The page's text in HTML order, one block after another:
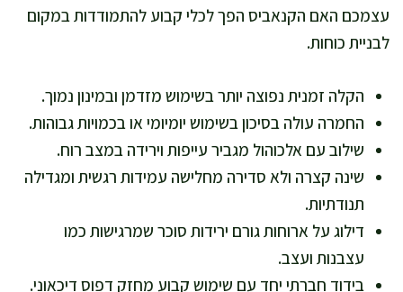
עצמכם האם הקנאביס הפך לכלי קבוע להתמודדות במקום
לבניית כוחות.
הקלה זמנית נפוצה יותר בשימוש מזדמן ובמינון נמוך.
החמרה עולה בסיכון בשימוש יומיומי או בכמויות גבוהות.
שילוב עם אלכוהול מגביר עייפות וירידה במצב רוח.
שינה קצרה ולא סדירה מחלישה עמידות רגשית ומגדילה
תנודתיות.
דילוג על ארוחות גורם ירידות סוכר שמרגישות כמו
עצבנות ועצב.
בידוד חברתי יחד עם שימוש קבוע מחזק דפוס דיכאוני.